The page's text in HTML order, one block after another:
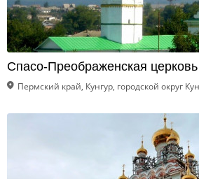
Спасо-Преображенская церковь
Пермский край, Кунгур, городской округ